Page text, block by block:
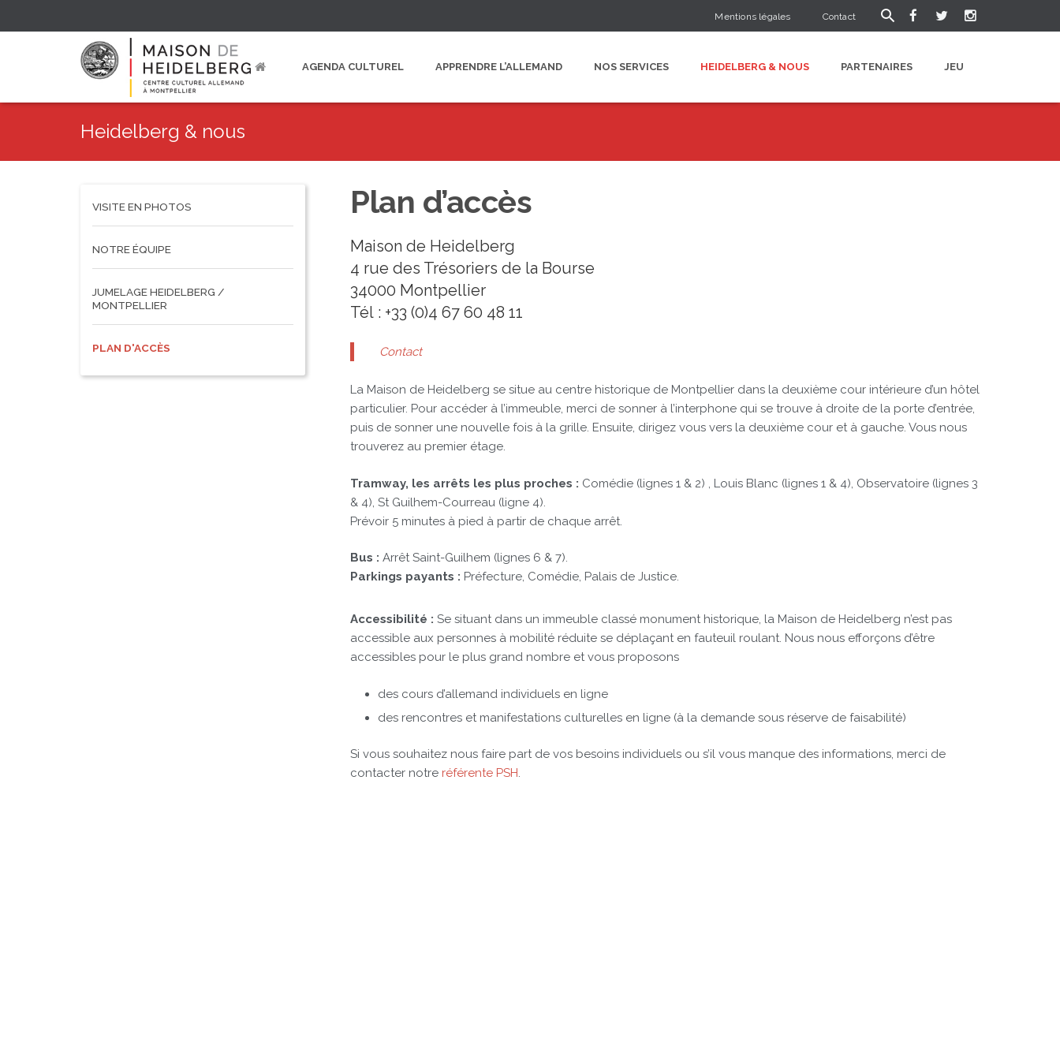
Mentions légales Contact
AGENDA CULTUREL APPRENDRE L’ALLEMAND NOS SERVICES HEIDELBERG & NOUS PARTENAIRES JEU
Heidelberg & nous
Plan d’accès
Maison de Heidelberg
4 rue des Trésoriers de la Bourse
34000 Montpellier
Tél : +33 (0)4 67 60 48 11
Contact
La Maison de Heidelberg se situe au centre historique de Montpellier dans la deuxième cour intérieure d’un hôtel
particulier. Pour accéder à l’immeuble, merci de sonner à l’interphone qui se trouve à droite de la porte d’entrée,
puis de sonner une nouvelle fois à la grille. Ensuite, dirigez vous vers la deuxième cour et à gauche. Vous nous
trouverez au premier étage.
Tramway, les arrêts les plus proches : Comédie (lignes 1 & 2) , Louis Blanc (lignes 1 & 4), Observatoire (lignes 3
& 4), St Guilhem-Courreau (ligne 4).
Prévoir 5 minutes à pied à partir de chaque arrêt.
Bus : Arrêt Saint-Guilhem (lignes 6 & 7).
Parkings payants : Préfecture, Comédie, Palais de Justice.
Accessibilité : Se situant dans un immeuble classé monument historique, la Maison de Heidelberg n’est pas
accessible aux personnes à mobilité réduite se déplaçant en fauteuil roulant. Nous nous efforçons d’être
accessibles pour le plus grand nombre et vous proposons
des cours d’allemand individuels en ligne
des rencontres et manifestations culturelles en ligne (à la demande sous réserve de faisabilité)
Si vous souhaitez nous faire part de vos besoins individuels ou s’il vous manque des informations, merci de
contacter notre référente PSH.
VISITE EN PHOTOS
NOTRE ÉQUIPE
JUMELAGE HEIDELBERG /
MONTPELLIER
PLAN D'ACCÈS